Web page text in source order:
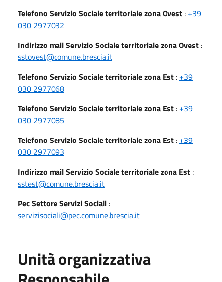
Telefono Servizio Sociale territoriale zona Ovest : +39
030 2977032
Indirizzo mail Servizio Sociale territoriale zona Ovest :
sstovest@comune.brescia.it
Telefono Servizio Sociale territoriale zona Est : +39
030 2977068
Telefono Servizio Sociale territoriale zona Est : +39
030 2977085
Telefono Servizio Sociale territoriale zona Est : +39
030 2977093
Indirizzo mail Servizio Sociale territoriale zona Est :
sstest@comune.brescia.it
Pec Settore Servizi Sociali :
servizisociali@pec.comune.brescia.it
Unità organizzativa